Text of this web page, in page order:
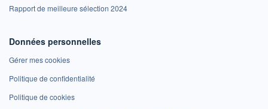
Rapport de meilleure sélection 2024
Données personnelles
Gérer mes cookies
Politique de confidentialité
Politique de cookies